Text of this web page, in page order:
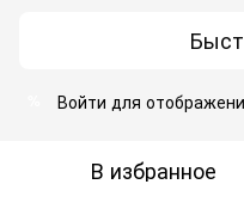
Войти для
В избранное